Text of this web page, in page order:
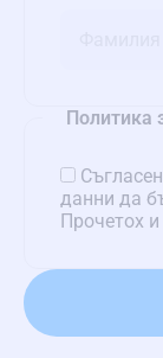
Политика
данни да
Прочетох